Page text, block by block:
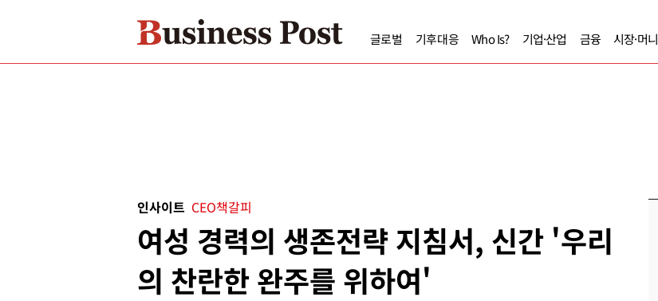
글로벌 기후대응 Who Is? 기업·산업 금융 시장·머니
인사이트 CEO책갈피
여성 경력의 생존전략 지침서, 신간 '우리
의 찬란한 완주를 위하여'